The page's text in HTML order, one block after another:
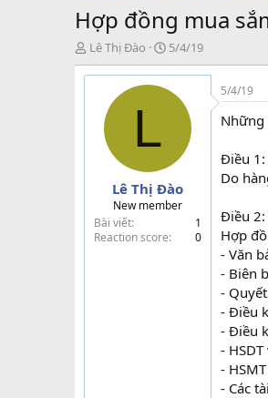
Hợp đồng mua
T
h
r
Lê Thị Đào
N
g
à
y
5/4/19
L
Lê Thị Đào
New member
Bài viết
1
Reaction score
0
5/4/19
Những
Điều
Do
Điều 2:
Hợp
- Văn
- Biên
-
- Điều
- Điều
-
-
- Các